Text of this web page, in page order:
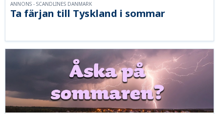
Ta färjan till Tyskland i sommar
ANNONS - SCANDLINES DANMARK